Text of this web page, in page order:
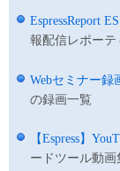
EspressReport
報配信レポー
Webセミナー録
の録画一覧
【Espress】
ードツール動画